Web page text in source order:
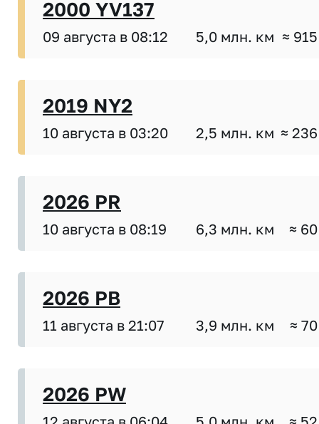
2000 YV137
09 августа в 08:12 5,0 млн. км ≈
2019 NY2
10 августа в 03:20 2,5 млн. км ≈
2026 PR
10 августа в 08:19 6,3 млн. км ≈
2026 PB
11 августа в 21:07 3,9 млн. км ≈
2026 PW